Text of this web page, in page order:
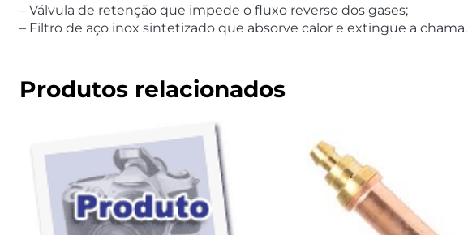
– Válvula de retenção que impede o fluxo reverso dos gases;
– Filtro de aço inox sintetizado que absorve calor e extingue a chama.
Produtos relacionados